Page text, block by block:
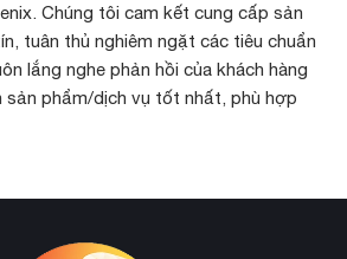
Chúng tôi cam kết cung cấp sản
tuân thủ nghiêm ngặt các tiêu chuẩn
lắng nghe phản hồi của khách hàng
sản phẩm/dịch vụ tốt nhất, phù hợp